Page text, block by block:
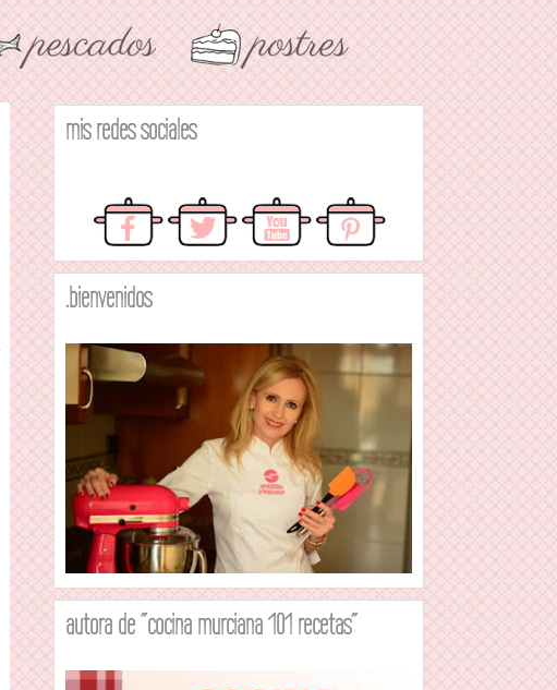
mis redes sociales
.bienvenidos
autora de "cocina murciana 101 recetas"